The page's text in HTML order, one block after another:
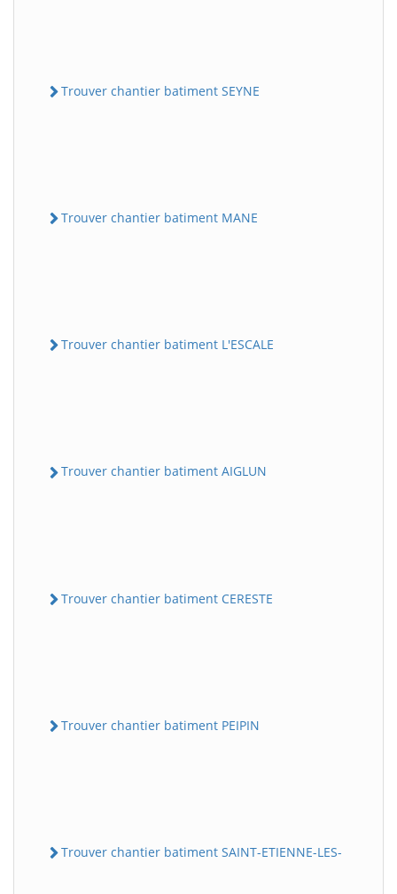
Trouver chantier batiment SEYNE
Trouver chantier batiment MANE
Trouver chantier batiment L'ESCALE
Trouver chantier batiment AIGLUN
Trouver chantier batiment CERESTE
Trouver chantier batiment PEIPIN
Trouver chantier batiment SAINT-ETIENNE-LES-